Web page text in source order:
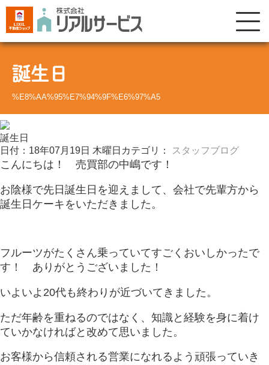
誕生日
%E8%AA%95%E7%94%9F%E6%97%A5
誕生日
日付：18年07月19日 木曜日 カテゴリ： スタッフブログ
こんにちは！ 売買部の中嶋です！
お陰様で先日誕生日を迎えまして、会社で先輩方から
誕生日ケーキをいただきました。
フルーツがたくさん乗っていてすごくおいしかったで
す！ ありがとうございました！
いよいよ20代も終わりが近づいてきました。
ただ年齢を重ねるのではなく、知識と経験を身に着け
ていかなければと改めて思いました。
お客様から信頼される営業になれるよう頑張っていき